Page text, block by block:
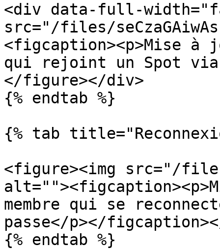
<div data-full-
src="/files/
<figcaption><p>Mise à
qui rejoint un Spot via
</figure></div>
{% endtab %}
{% tab
<figure><img src="/files/
membre qui se
passe</p></
{% endtab %}